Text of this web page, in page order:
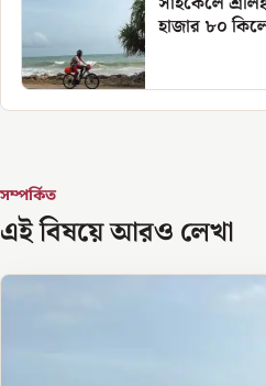
হাজার ৮০
সম্পর্কিত
এই বিষয়ে আরও লেখা